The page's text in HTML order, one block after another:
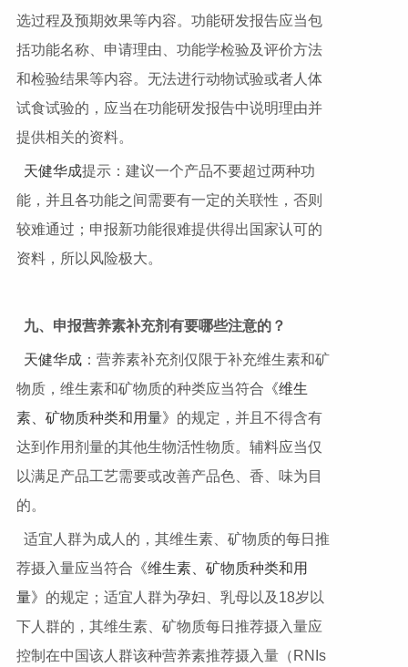
选过程及预期效果等内容。功能研发报告应当包
括功能名称、申请理由、功能学检验及评价方法
和检验结果等内容。无法进行动物试验或者人体
试食试验的，应当在功能研发报告中说明理由并
提供相关的资料。
天健华成提示：建议一个产品不要超过两种功
能，并且各功能之间需要有一定的关联性，否则
较难通过；申报新功能很难提供得出国家认可的
资料，所以风险极大。
九、申报营养素补充剂有要哪些注意的？
天健华成：营养素补充剂仅限于补充维生素和矿
物质，维生素和矿物质的种类应当符合 《维生
素、矿物质种类和用量》 的规定，并且不得含有
达到作用剂量的其他生物活性物质。辅料应当仅
以满足产品工艺需要或改善产品色、香、味为目
的。
适宜人群为成人的，其维生素、矿物质的每日推
荐摄入量应当符合 《维生素、矿物质种类和用
量》 的规定；适宜人群为孕妇、乳母以及18岁以
下人群的，其维生素、矿物质每日推荐摄入量应
控制在中国该人群该种营养素推荐摄入量（RNIs